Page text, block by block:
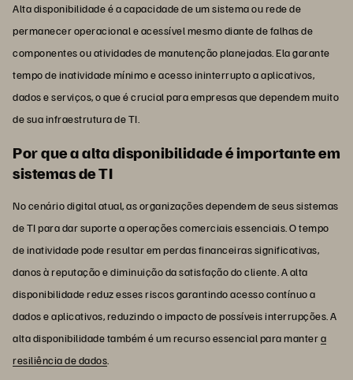
Alta disponibilidade é a capacidade de um sistema ou rede de
permanecer operacional e acessível mesmo diante de falhas de
componentes ou atividades de manutenção planejadas. Ela garante
tempo de inatividade mínimo e acesso ininterrupto a aplicativos,
dados e serviços, o que é crucial para empresas que dependem muito
de sua infraestrutura de TI.
Por que a alta disponibilidade é importante em
sistemas de TI
No cenário digital atual, as organizações dependem de seus sistemas
de TI para dar suporte a operações comerciais essenciais. O tempo
de inatividade pode resultar em perdas financeiras significativas,
danos à reputação e diminuição da satisfação do cliente. A alta
disponibilidade reduz esses riscos garantindo acesso contínuo a
dados e aplicativos, reduzindo o impacto de possíveis interrupções. A
alta disponibilidade também é um recurso essencial para mantera
resiliência de dados